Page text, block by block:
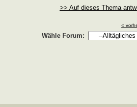
>> Auf dieses Thema
«
Wähle Forum: